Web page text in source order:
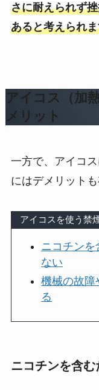
さに耐えられず
あると考えられ
アイコス（加
メリット
一方で、アイコ
にはデメリットも
アイコスを使う禁
ニコチンを
ない
機械の故障
る
ニコチンを含